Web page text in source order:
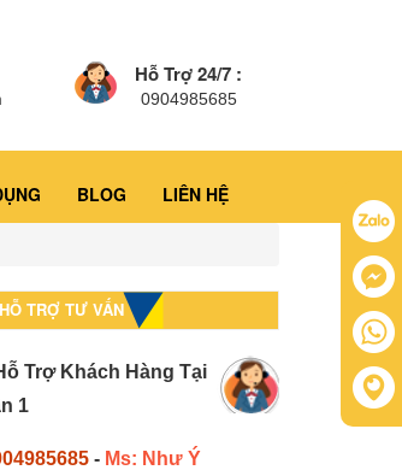
Hỗ Trợ 24/7 :
0904985685
BLOG LIÊN HỆ
TRỢ TƯ VẤN
Trợ Khách Hàng Tại
1
- Ms: Như Ý